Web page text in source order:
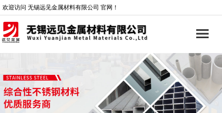
欢迎访问 无锡远见金属材料有限公司 官网！